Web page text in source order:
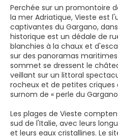
Perchée sur un promontoire
la mer Adriatique, Vieste est
captivantes du Gargano,
historique est un dédale de
blanchies à la chaux et
sur des panoramas
sommet se dressent le
veillant sur un littoral
rocheux et de petites criques
surnom de « perle du Gargano
Les plages de Vieste
sud de l'Italie, avec leurs
et leurs eaux cristallines. Le